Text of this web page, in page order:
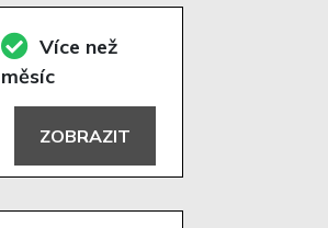
Více než
měsíc
ZOBRAZIT